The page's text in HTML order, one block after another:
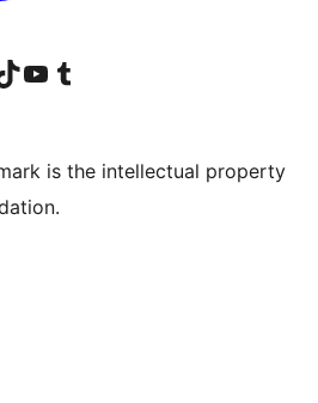
ຮົາຊີ TikTok ຂອງພວກເຮົາຢ້ຽມຊົມຊ່ອງ YouTube ຂອງພວກເຮົາຢ້ຽມຊົມບັນຊີ Tumblr ຂອງພວກເຮົາ
is the intellectual property